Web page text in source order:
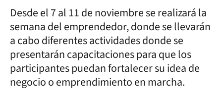
Desde el 7 al 11 de noviembre se realizará la
semana del emprendedor, donde se llevarán
a cabo diferentes actividades donde se
presentarán capacitaciones para que los
participantes puedan fortalecer su idea de
negocio o emprendimiento en marcha.